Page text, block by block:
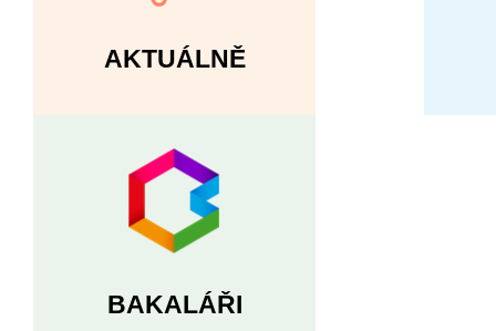
AKTUÁLNĚ
BAKALÁŘI